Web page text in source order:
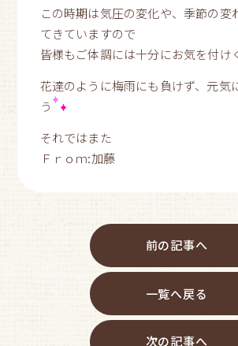
この時期は気圧の変化や、季節の変
てきていますので
皆様もご体調には十分にお気を付け
花達のように梅雨にも負けず、元気
う
それではまた
Ｆｒｏｍ:加藤
前の記事へ
一覧へ戻る
次の記事へ